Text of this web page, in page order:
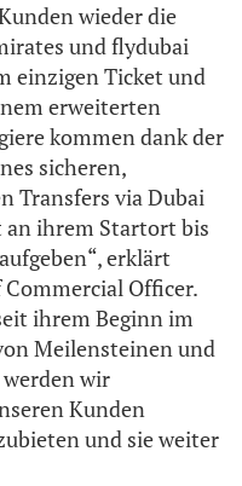
wieder die
und flydubai
einzigen Ticket und
erweiterten
kommen dank der
sicheren,
Transfers via Dubai
an ihrem Startort bis
erklärt
Officer.
ihrem Beginn im
Meilensteinen und
wir
Kunden
und sie weiter